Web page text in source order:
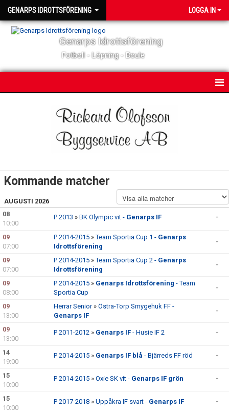
GENARPS IDROTTSFÖRENING LOGGA IN
Genarps Idrottsförening
Fotboll - Löpning - Boule
MATCHER & TÄVLINGAR
OM KLUBBEN
VÅRA LAG
EKEVALLEN IP
BILDGALLERI
Kommande matcher
AUGUSTI 2026
08
10:00
P 2013 » BK Olympic vit - Genarps IF -
09
07:00
P 2014-2015 »Team Sportia Cup 1 - Genarps
Idrottsförening
-
09
07:00
P 2014-2015 »Team Sportia Cup 2 - Genarps
Idrottsförening
-
09
08:00
P 2014-2015 » Genarps Idrottsförening - Team
Sportia Cup
-
09
13:00
Herrar Senior» Östra-Torp Smygehuk FF -
Genarps IF
-
09
13:00
P 2011-2012 » Genarps IF - Husie IF 2 -
14
19:00
P 2014-2015 » Genarps IF blå - Bjärreds FF röd -
15
10:00
P 2014-2015 » Oxie SK vit - Genarps IF grön -
15
10:00
P 2017-2018 » Uppåkra IF svart - Genarps IF -